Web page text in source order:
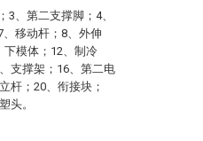
3、第二支撑脚；4、
移动杆；8、外伸
下模体；12、制冷
支撑架；16、第二电
杆；20、衔接块；
头。